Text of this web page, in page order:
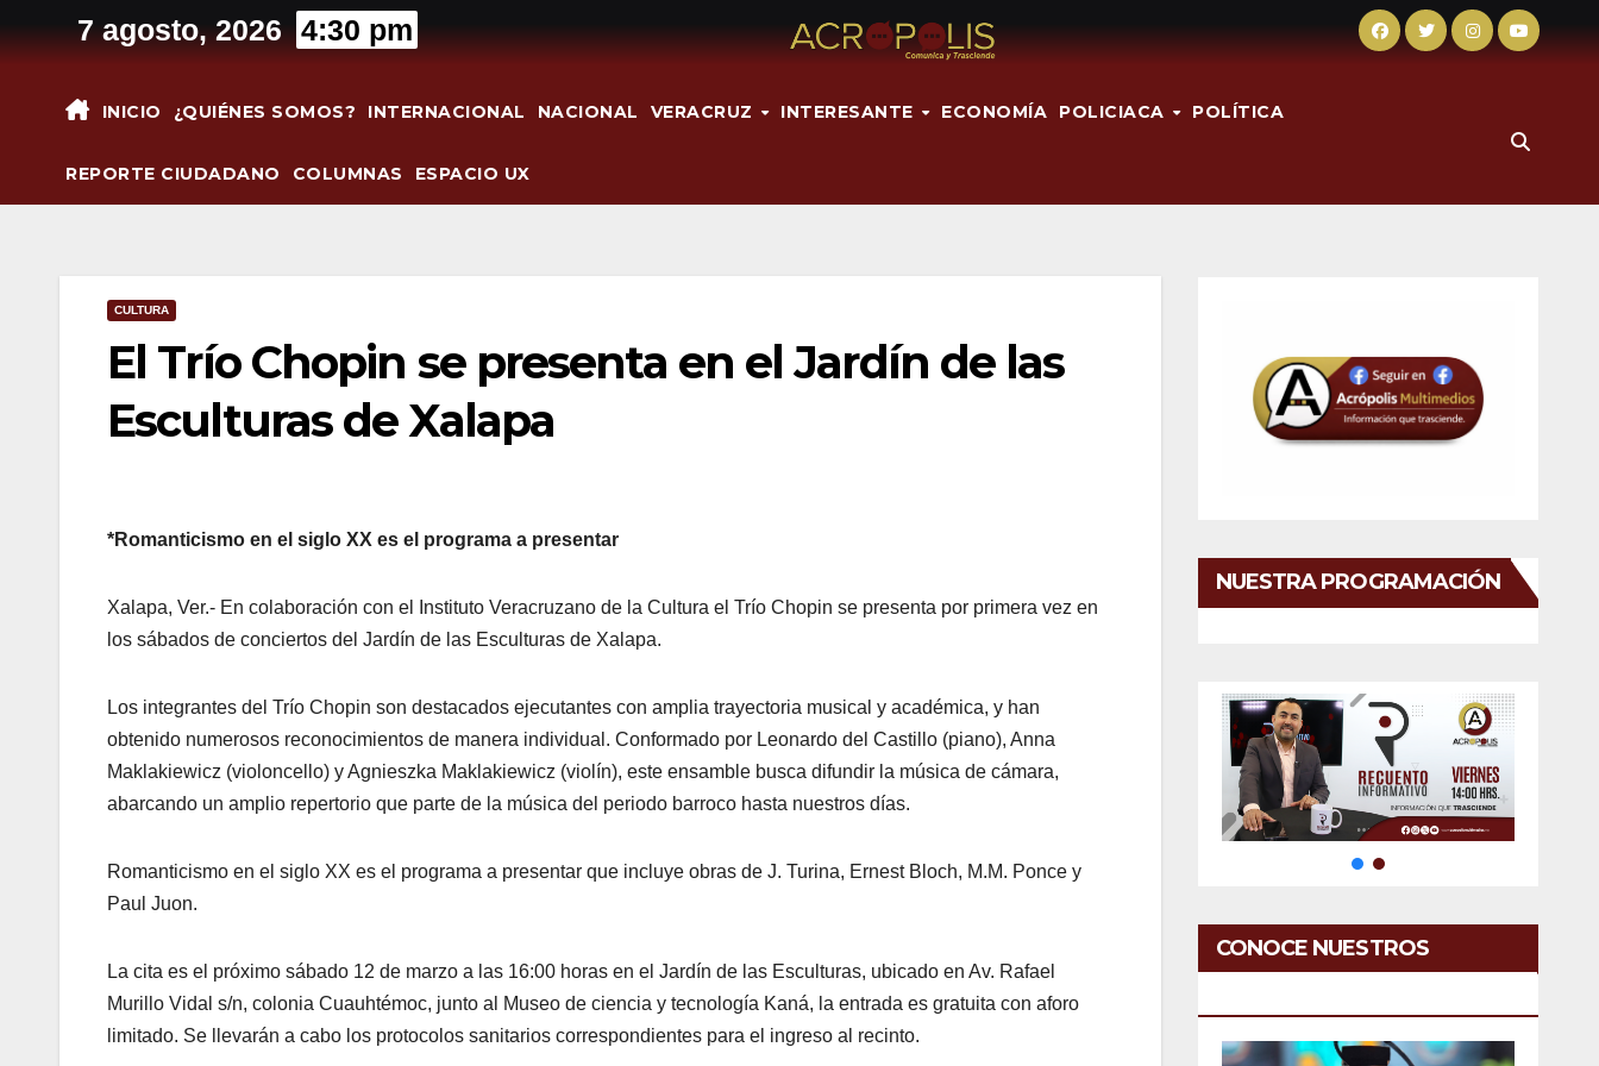
al
7 agosto, 2026 4:30 pm
INICIO ¿QUIÉNES SOMOS? INTERNACIONAL NACIONAL VERACRUZ INTERESANTE ECONOMÍA POLICIACA POLÍTICA
REPORTE CIUDADANO COLUMNAS ESPACIO UX
CULTURA
El Trío Chopin se presenta en el Jardín de las
Esculturas de Xalapa
*Romanticismo en el siglo XX es el programa a presentar
Xalapa, Ver.- En colaboración con el Instituto Veracruzano de la Cultura el Trío Chopin se presenta por primera vez en
los sábados de conciertos del Jardín de las Esculturas de Xalapa.
Los integrantes del Trío Chopin son destacados ejecutantes con amplia trayectoria musical y académica, y han
obtenido numerosos reconocimientos de manera individual. Conformado por Leonardo del Castillo (piano), Anna
Maklakiewicz (violoncello) y Agnieszka Maklakiewicz (violín), este ensamble busca difundir la música de cámara,
abarcando un amplio repertorio que parte de la música del periodo barroco hasta nuestros días.
Romanticismo en el siglo XX es el programa a presentar que incluye obras de J. Turina, Ernest Bloch, M.M. Ponce y
Paul Juon.
La cita es el próximo sábado 12 de marzo a las 16:00 horas en el Jardín de las Esculturas, ubicado en Av. Rafael
Murillo Vidal s/n, colonia Cuauhtémoc, junto al Museo de ciencia y tecnología Kaná, la entrada es gratuita con aforo
limitado. Se llevarán a cabo los protocolos sanitarios correspondientes para el ingreso al recinto.
NUESTRA PROGRAMACIÓN
CONOCE NUESTROS